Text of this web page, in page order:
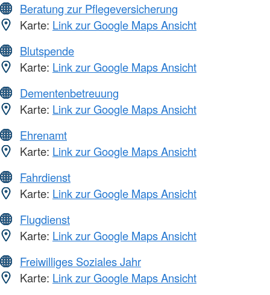
Beratung zur Pflegeversicherung
Karte: Link zur Google Maps Ansicht
Blutspende
Karte: Link zur Google Maps Ansicht
Dementenbetreuung
Karte: Link zur Google Maps Ansicht
Ehrenamt
Karte: Link zur Google Maps Ansicht
Fahrdienst
Karte: Link zur Google Maps Ansicht
Flugdienst
Karte: Link zur Google Maps Ansicht
Freiwilliges Soziales Jahr
Karte: Link zur Google Maps Ansicht